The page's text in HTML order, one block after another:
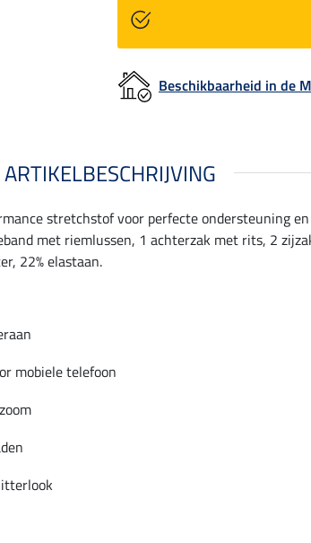
Beschikbaarheid in de
ARTIKELBESCHRIJVING
stretchstof voor perfecte ondersteuning
met riemlussen, 1 achterzak met rits, 2
22% elastaan.
mobiele telefoon